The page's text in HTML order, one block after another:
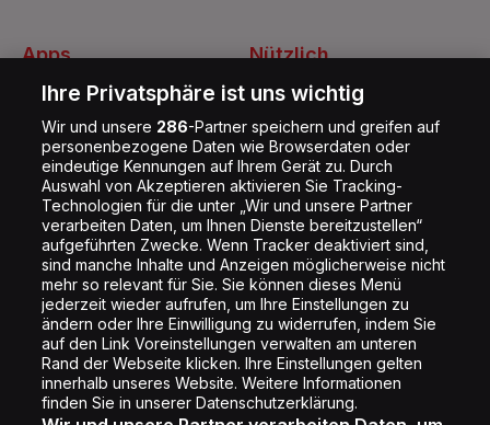
Folge uns
Nützlich
Kontakt
Jobs
Shop
Impressum
Rechtliches
Datenschutz
Cookie Liste
Cookie Einstellung
Apps
Energy Radio App
Ihre Privatsphäre ist uns wichtig
Wir und unsere 286-Partner speichern und greifen auf
personenbezogene Daten wie Browserdaten oder
eindeutige Kennungen auf Ihrem Gerät zu. Durch
Auswahl von Akzeptieren aktivieren Sie Tracking-
Technologien für die unter „Wir und unsere Partner
verarbeiten Daten, um Ihnen Dienste bereitzustellen“
aufgeführten Zwecke. Wenn Tracker deaktiviert sind,
sind manche Inhalte und Anzeigen möglicherweise nicht
mehr so relevant für Sie. Sie können dieses Menü
jederzeit wieder aufrufen, um Ihre Einstellungen zu
ändern oder Ihre Einwilligung zu widerrufen, indem Sie
auf den Link Voreinstellungen verwalten am unteren
Rand der Webseite klicken. Ihre Einstellungen gelten
innerhalb unseres Website. Weitere Informationen
finden Sie in unserer Datenschutzerklärung.